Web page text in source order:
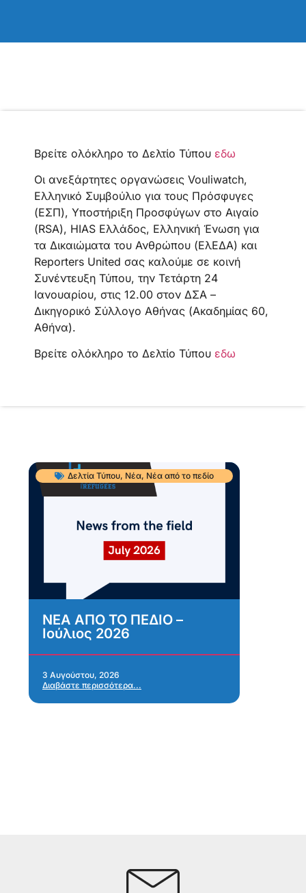
Βρείτε ολόκληρο το Δελτίο Τύπου εδω
Οι ανεξάρτητες οργανώσεις Vouliwatch,
Ελληνικό Συμβούλιο για τους Πρόσφυγες
(ΕΣΠ), Υποστήριξη Προσφύγων στο Αιγαίο
(RSA), HIAS Ελλάδος, Ελληνική Ένωση για
τα Δικαιώματα του Ανθρώπου (ΕλΕΔΑ) και
Reporters United σας καλούμε σε κοινή
Συνέντευξη Τύπου, την Τετάρτη 24
Ιανουαρίου, στις 12.00 στον ΔΣΑ –
Δικηγορικό Σύλλογο Αθήνας (Ακαδημίας 60,
Αθήνα).
Βρείτε ολόκληρο το Δελτίο Τύπου εδω
Δελτία Τύπου, Νέα, Νέα από το πεδίο
ΝΕΑ ΑΠΟ ΤΟ ΠΕΔΙΟ –
Ιούλιος 2026
3 Αυγούστου, 2026
Διαβάστε περισσότερα...